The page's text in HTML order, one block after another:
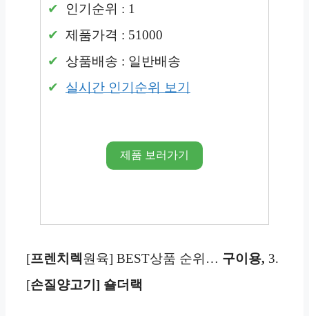
인기순위 : 1
제품가격 : 51000
상품배송 : 일반배송
실시간 인기순위 보기
제품 보러가기
[프렌치렉 원육] BEST상품 순위… 구이용, 3.
[손질양고기] 숄더랙